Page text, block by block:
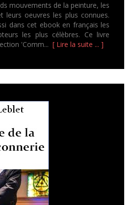
mouvements de la peinture, les
leurs oeuvres les plus connues.
dans cet ebook en français les
les plus célèbres. Ce livre
'Comm... [ Lire la suite ... ]